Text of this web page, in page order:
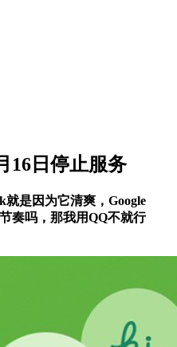
16日停止服务
就是因为它清爽，Google
奏吗，那我用QQ不就行